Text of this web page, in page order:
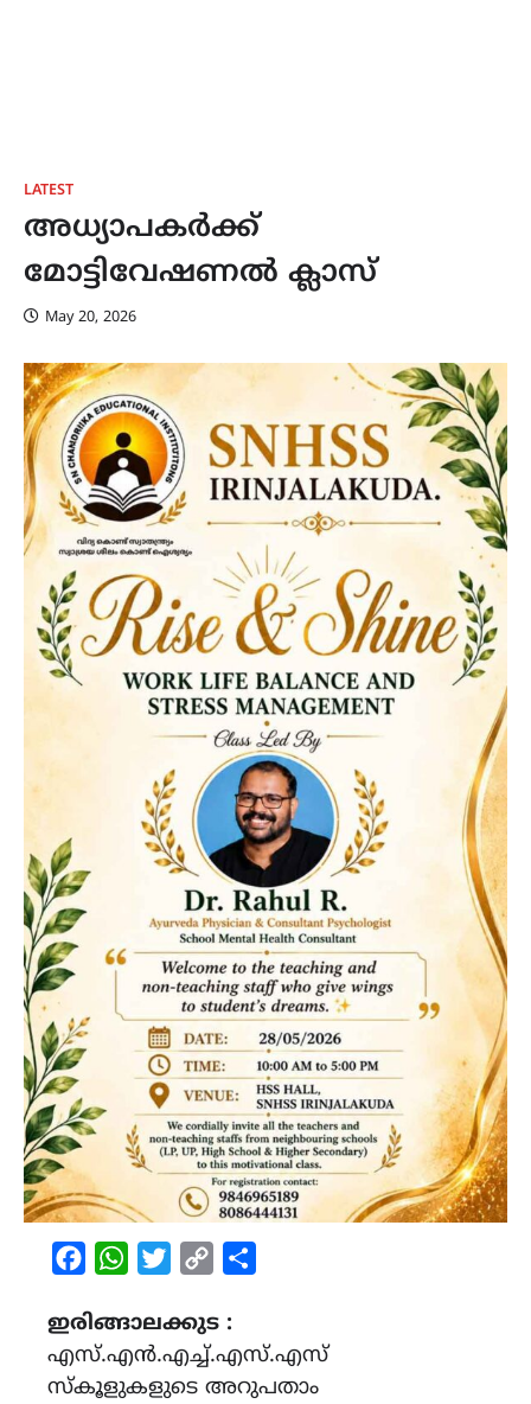
LATEST
അധ്യാപകർക്ക്
മോട്ടിവേഷണൽ ക്ലാസ്
May 20, 2026
FacebookWhatsAppTwitterCopy
ഇരിങ്ങാലക്കുട :
എസ്.എൻ.എച്ച്.എസ്.എസ്
സ്കൂളുകളുടെ അറുപതാം